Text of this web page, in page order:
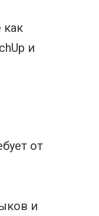
как
и
от
и